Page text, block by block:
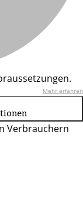
Mehr erfahren
Verbrauchern